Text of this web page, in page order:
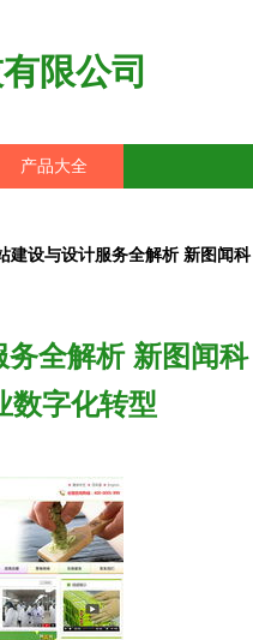
限公司
产品大全
建设与设计服务全解析 新图闻科
全解析 新图闻科
数字化转型